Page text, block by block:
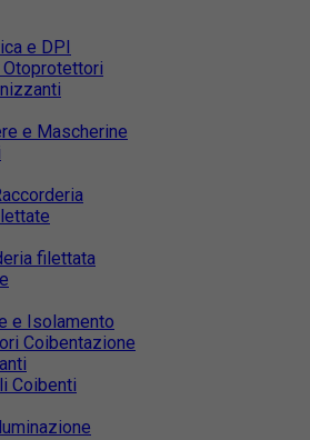
e DPI
Otoprotettori
e Mascherine
filettata
e Isolamento
Coibentazione
Coibenti